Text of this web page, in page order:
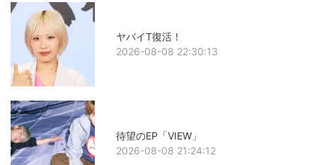
ヤバイT復活！
2026-08-08 22:30:13
待望のEP「VIEW」
2026-08-08 21:24:12